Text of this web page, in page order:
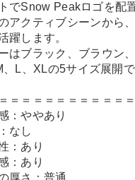
でSnow Peakロゴを配
アクティブシーンから
躍します。
はブラック、ブラウン
、L、XLの5サイズ展開で
＝＝＝＝＝＝＝＝＝＝
：ややあり
なし
：あり
：あり
厚さ：普通